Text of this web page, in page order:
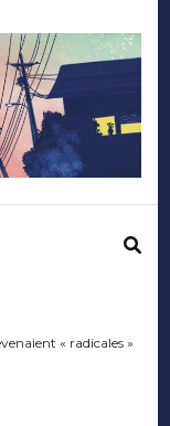
– Le
« radicales »